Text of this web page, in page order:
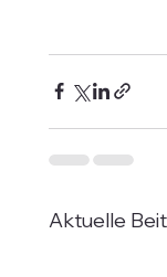
Aktuelle